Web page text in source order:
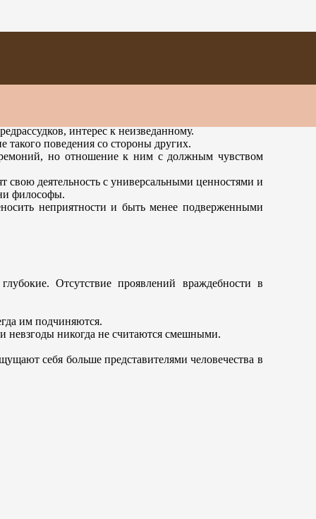
интерес к неизведанному.
поведения со стороны других.
но отношение к ним с должным чувством
свою деятельность с универсальными ценностями и
философы.
неприятности и быть менее подверженными
Отсутствие проявлений враждебности в
им подчиняются.
невзгоды никогда не считаются смешными.
себя больше представителями человечества в